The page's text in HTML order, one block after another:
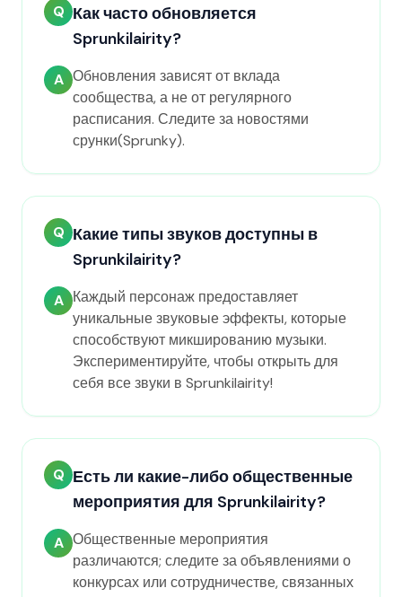
Q Как часто обновляется
Sprunkilairity?
A Обновления зависят от вклада
сообщества, а не от регулярного
расписания. Следите за новостями
срунки(Sprunky).
Q Какие типы звуков доступны в
Sprunkilairity?
A Каждый персонаж предоставляет
уникальные звуковые эффекты, которые
способствуют микшированию музыки.
Экспериментируйте, чтобы открыть для
себя все звуки в Sprunkilairity!
Q Есть ли какие-либо общественные
мероприятия для Sprunkilairity?
A Общественные мероприятия
различаются; следите за объявлениями о
конкурсах или сотрудничестве, связанных